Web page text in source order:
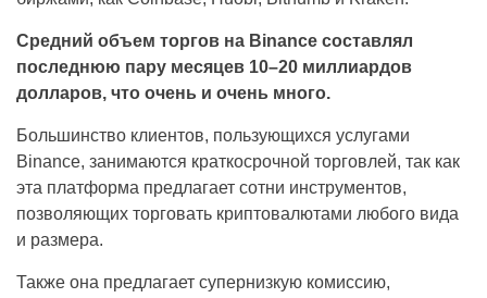
Средний объем торгов на Binance составлял
последнюю пару месяцев 10–20 миллиардов
долларов, что очень и очень много.
Большинство клиентов, пользующихся услугами
Binance, занимаются краткосрочной торговлей, так как
эта платформа предлагает сотни инструментов,
позволяющих торговать криптовалютами любого вида
и размера.
Также она предлагает супернизкую комиссию,